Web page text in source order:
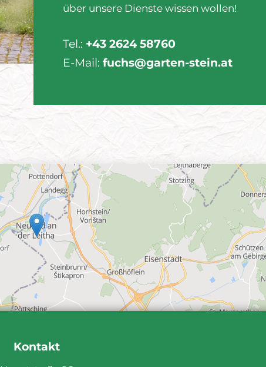
über unsere Dienste wissen wollen!
Tel.: +43 2624 58760
E-Mail: fuchs@garten-stein.at
Kontakt